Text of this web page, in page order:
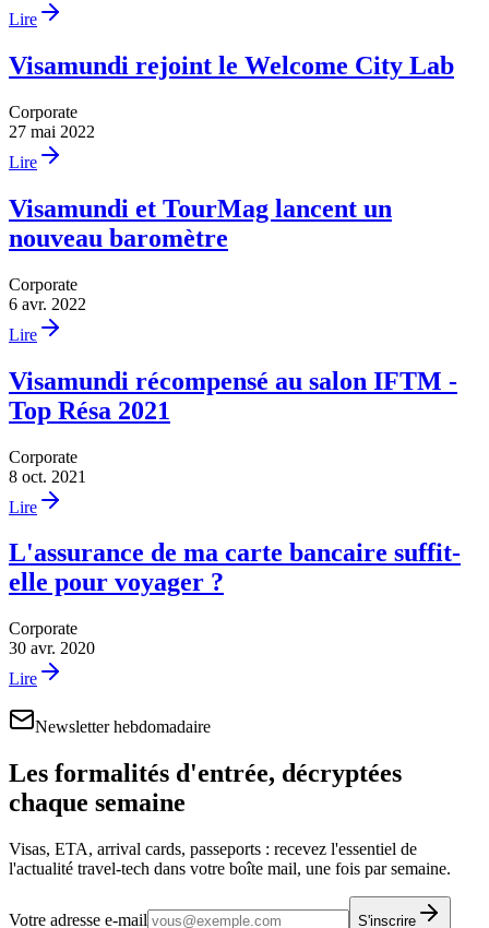
Lire
Visamundi rejoint le Welcome City Lab
Corporate
27 mai 2022
Lire
Visamundi et TourMag lancent un
nouveau baromètre
Corporate
6 avr. 2022
Lire
Visamundi récompensé au salon IFTM -
Top Résa 2021
Corporate
8 oct. 2021
Lire
L'assurance de ma carte bancaire suffit-
elle pour voyager ?
Corporate
30 avr. 2020
Lire
Newsletter hebdomadaire
Les formalités d'entrée, décryptées
chaque semaine
Visas, ETA, arrival cards, passeports : recevez l'essentiel de
l'actualité travel-tech dans votre boîte mail, une fois par semaine.
Votre adresse e-mail S'inscrire